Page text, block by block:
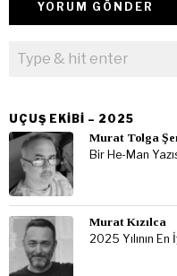
UÇUŞ EKIBI – 2025
Murat Tolga
Bir He-Man
Murat Kızılca
2025 Yılının